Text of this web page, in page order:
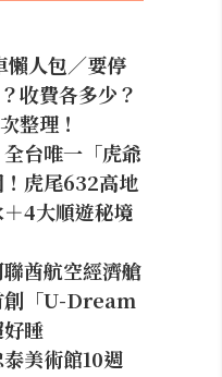
人包／要停
收費各多少？
整理！
全台唯一「虎爺
虎尾632高地
4大順遊秘境
酋航空經濟艙
創「U-Dream
睡
美術館10週